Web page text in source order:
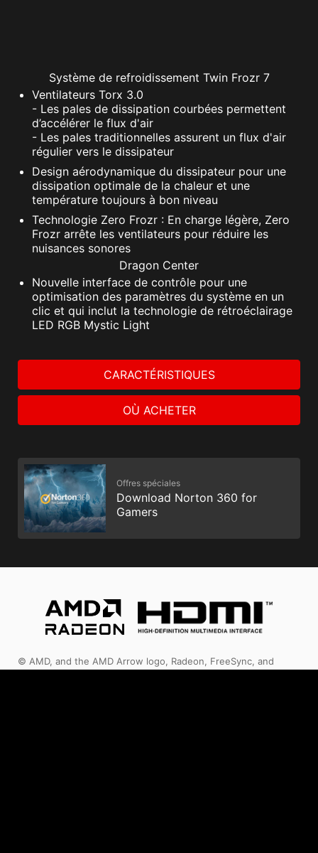
Système de refroidissement Twin Frozr 7
Ventilateurs Torx 3.0
- Les pales de dissipation courbées permettent
d’accélérer le flux d'air
- Les pales traditionnelles assurent un flux d'air
régulier vers le dissipateur
Design aérodynamique du dissipateur pour une
dissipation optimale de la chaleur et une
température toujours à bon niveau
Technologie Zero Frozr : En charge légère, Zero
Frozr arrête les ventilateurs pour réduire les
nuisances sonores
Dragon Center
Nouvelle interface de contrôle pour une
optimisation des paramètres du système en un
clic et qui inclut la technologie de rétroéclairage
LED RGB Mystic Light
CARACTÉRISTIQUES
OÙ ACHETER
Offres spéciales
Download Norton 360 for
Gamers
© AMD, and the AMD Arrow logo, Radeon, FreeSync, and